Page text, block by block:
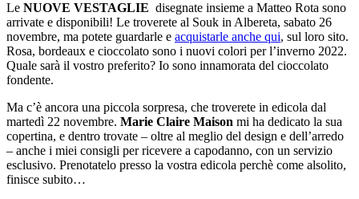
Le NUOVE VESTAGLIE disegnate insieme a Matteo Rota sono
arrivate e disponibili! Le troverete al Souk in Albereta, sabato 26
novembre, ma potete guardarle e acquistarle anche qui, sul loro sito.
Rosa, bordeaux e cioccolato sono i nuovi colori per l’inverno 2022.
Quale sarà il vostro preferito? Io sono innamorata del cioccolato
fondente.
Ma c’è ancora una piccola sorpresa, che troverete in edicola dal
martedì 22 novembre. Marie Claire Maison mi ha dedicato la sua
copertina, e dentro trovate – oltre al meglio del design e dell’arredo
– anche i miei consigli per ricevere a capodanno, con un servizio
esclusivo. Prenotatelo presso la vostra edicola perchè come alsolito,
finisce subito…